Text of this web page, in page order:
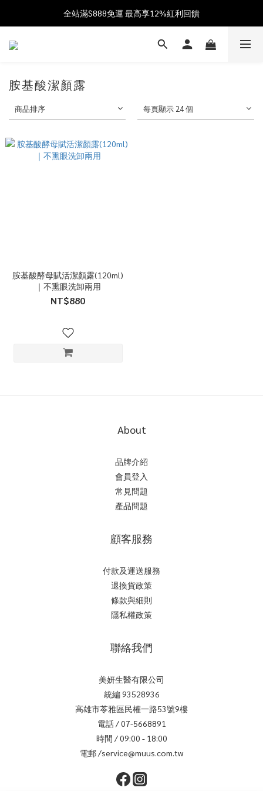
加入會員送$100購物金  加入LINE社群享優惠價
全站滿$888免運 最高享12%紅利回饋
父親節獻禮 8/1-8/10 滿 $888 好禮雙重送 最高送$888購物金!
胺基酸潔顏露
商品排序 每頁顯示 24 個
胺基酸酵母賦活潔顏露(120ml)
｜不熏眼洗卸兩用
NT$880
About
品牌介紹
會員登入
常見問題
產品問題
顧客服務
付款及運送服務
退換貨政策
條款與細則
隱私權政策
聯絡我們
美妍生醫有限公司
統編 93528936
高雄市苓雅區民權一路53號9樓
電話 / 07-5668891
時間 / 09:00 - 18:00
電郵 /service@muus.com.tw